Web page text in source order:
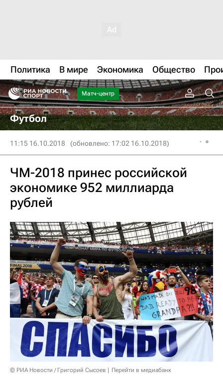
Политика В мире Экономика Общество
Матч-центр
Футбол
11:15 16.10.2018 (обновлено: 17:02 16.10.2018)
ЧМ-2018 принес российской
экономике 952 миллиарда
рублей
© РИА Новости / Григорий Сысоев Перейти в медиабанк